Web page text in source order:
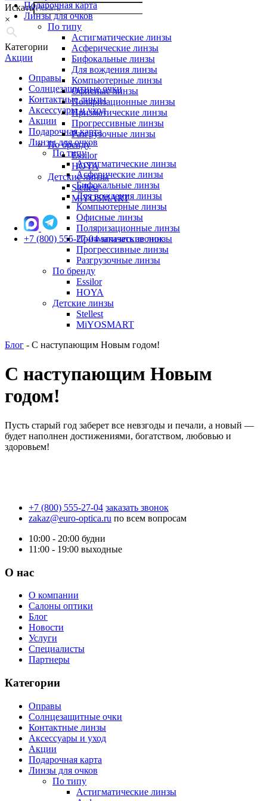
Искать
×
Категории
Акции
Оправы
Солнцезащитные очки
Контактные линзы
Аксессуары и уход
Акции
Подарочная карта
Линзы для очков
По типу
Астигматические линзы
Асферические линзы
Бифокальные линзы
Для вождения линзы
Компьютерные линзы
Офисные линзы
Поляризационные линзы
Призматические линзы
Прогрессивные линзы
Разгрузочные линзы
По бренду
Essilor
HOYA
Детские линзы
Stellest
MiYOSMART
Подарочная карта
Линзы для очков
По типу
Астигматические линзы
Асферические линзы
Бифокальные линзы
Для вождения линзы
Компьютерные линзы
Офисные линзы
Поляризационные линзы
Призматические линзы
Прогрессивные линзы
Разгрузочные линзы
По бренду
Essilor
HOYA
Детские линзы
Stellest
MiYOSMART
+7 (800) 555-27-04 заказать звонок
Блог - С наступающим Новым годом!
С наступающим Новым
годом!
Пусть старый год заберет все невзгоды и печали, а новый ―
будет наполнен достижениями, богатством, любовью и
здоровьем!
+7 (800) 555-27-04 заказать звонок
zakaz@euro-optica.ru по всем вопросам
10:00 - 20:00 будни
11:00 - 19:00 выходные
О нас
О компании
Салоны оптики
Блог
Новости
Услуги
Специалисты
Партнеры
Категории
Оправы
Солнцезащитные очки
Контактные линзы
Аксессуары и уход
Акции
Подарочная карта
Линзы для очков
По типу
Астигматические линзы